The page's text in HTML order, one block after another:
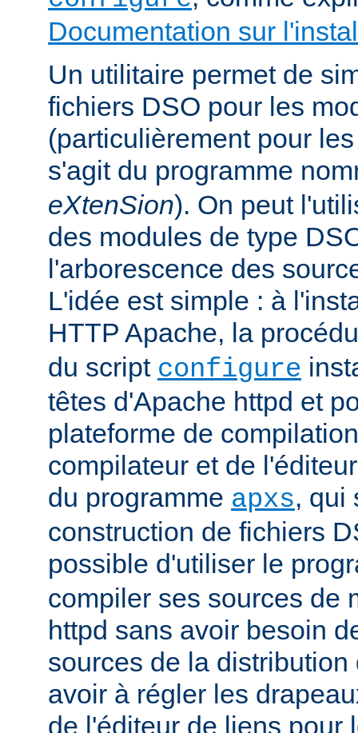
Documentation sur
Un utilitaire permet de
fichiers DSO pour les
(particulièrement pour
s'agit du programme
eXtenSion). On peut
des modules de type
l'arborescence des
L'idée est simple : à
HTTP Apache, la
du script configure
têtes d'Apache httpd et
plateforme de
compilateur et de
du programme apxs, qui
construction de fichiers
possible d'utiliser le
compiler ses sources de
httpd sans avoir besoin
sources de la
avoir à régler les
de l'éditeur de liens pour